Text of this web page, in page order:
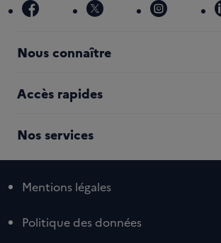
facebook x instagram
Nous connaître
Accès rapides
Nos services
Mentions légales
Politique des données